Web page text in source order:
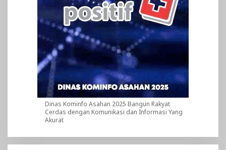
Dinas Kominfo Asahan 2025 Bangun Rakyat
Cerdas dengan Komunikasi dan Informasi Yang
Akurat